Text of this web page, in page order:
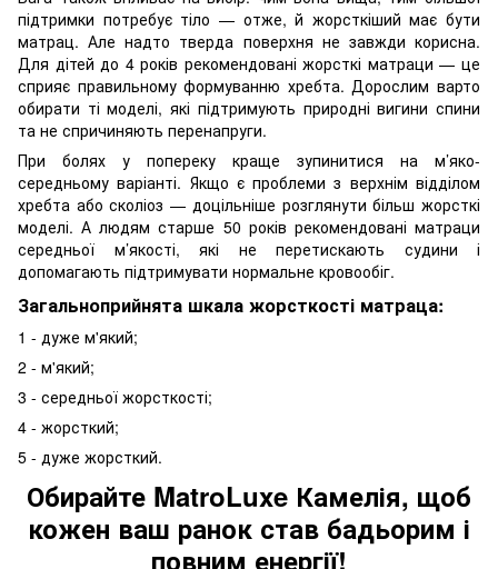
підтримки потребує тіло — отже, й жорсткіший має бути
матрац. Але надто тверда поверхня не завжди корисна.
Для дітей до 4 років рекомендовані жорсткі матраци — це
сприяє правильному формуванню хребта. Дорослим варто
обирати ті моделі, які підтримують природні вигини спини
та не спричиняють перенапруги.
При болях у попереку краще зупинитися на м’яко-
середньому варіанті. Якщо є проблеми з верхнім відділом
хребта або сколіоз — доцільніше розглянути більш жорсткі
моделі. А людям старше 50 років рекомендовані матраци
середньої м’якості, які не перетискають судини і
допомагають підтримувати нормальне кровообіг.
Загальноприйнята шкала жорсткості матраца:
1 - дуже м'який;
2 - м'який;
3 - середньої жорсткості;
4 - жорсткий;
5 - дуже жорсткий.
Обирайте MatroLuxe Камелія, щоб
кожен ваш ранок став бадьорим і
повним енергії!